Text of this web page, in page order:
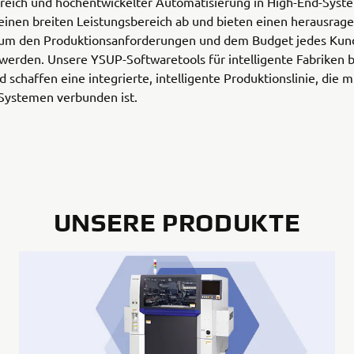
breiten Leistungsbereich ab und bieten einen
den Produktionsanforderungen und dem Budget jedes
Unsere YSUP-Softwaretools für intelligente Fabriken
schaffen eine integrierte, intelligente Produktionslinie, die
verbunden ist.
UNSERE PRODUKTE